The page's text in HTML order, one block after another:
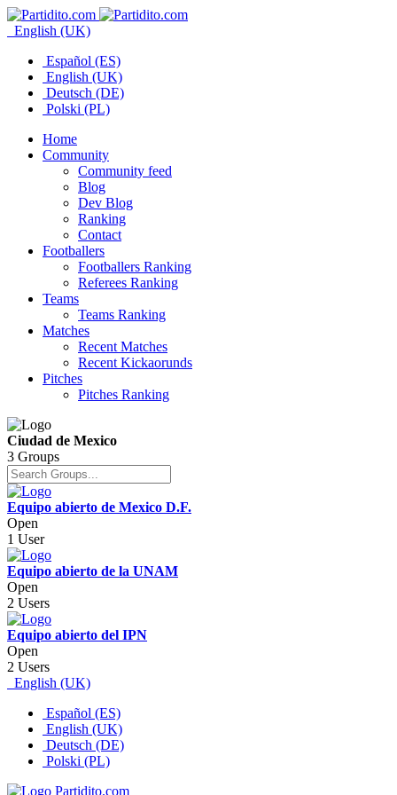
English (UK)
Español (ES)
English (UK)
Deutsch (DE)
Polski (PL)
Home
Community
Community feed
Blog
Dev Blog
Ranking
Contact
Footballers
Footballers Ranking
Referees Ranking
Teams
Teams Ranking
Matches
Recent Matches
Recent Kickaorunds
Pitches
Pitches Ranking
Ciudad de Mexico
3 Groups
Equipo abierto de Mexico D.F.
Open
1 User
Equipo abierto de la UNAM
Open
2 Users
Equipo abierto del IPN
Open
2 Users
English (UK)
Español (ES)
English (UK)
Deutsch (DE)
Polski (PL)